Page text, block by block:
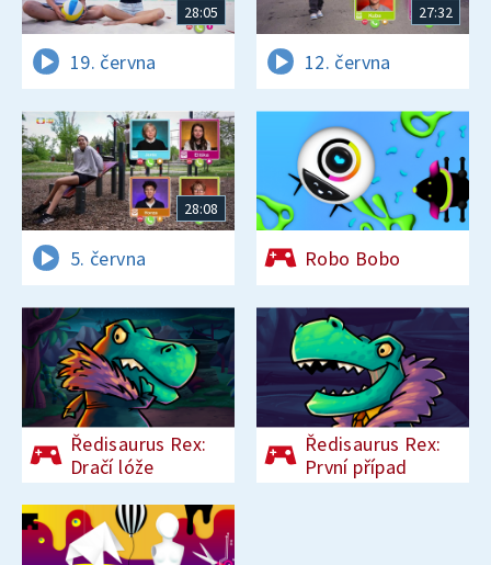
28:05
19. června
27:32
12. června
28:08
5. června Robo Bobo
Ředisaurus Rex:
Dračí lóže
Ředisaurus Rex:
První případ